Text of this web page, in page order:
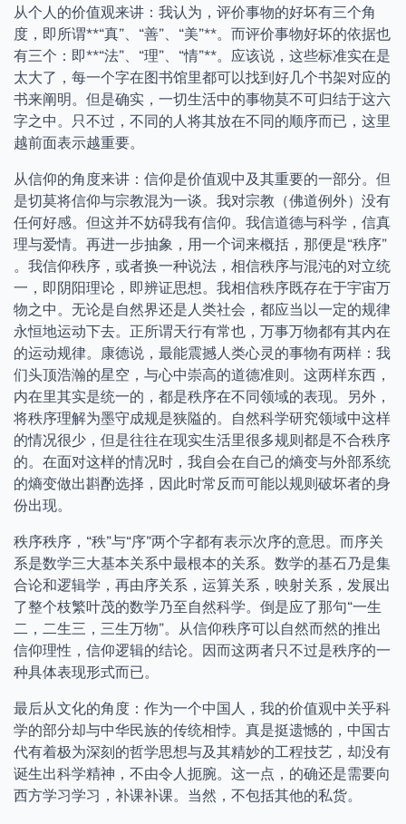
从个人的价值观来讲：我认为，评价事物的好坏有三个角
度，即所谓**“真”、“善”、“美”**。而评价事物好坏的依据也
有三个：即**“法”、“理”、“情”**。应该说，这些标准实在是
太大了，每一个字在图书馆里都可以找到好几个书架对应的
书来阐明。但是确实，一切生活中的事物莫不可归结于这六
字之中。只不过，不同的人将其放在不同的顺序而已，这里
越前面表示越重要。
从信仰的角度来讲：信仰是价值观中及其重要的一部分。但
是切莫将信仰与宗教混为一谈。我对宗教（佛道例外）没有
任何好感。但这并不妨碍我有信仰。我信道德与科学，信真
理与爱情。再进一步抽象，用一个词来概括，那便是“秩序”
。我信仰秩序，或者换一种说法，相信秩序与混沌的对立统
一，即阴阳理论，即辨证思想。我相信秩序既存在于宇宙万
物之中。无论是自然界还是人类社会，都应当以一定的规律
永恒地运动下去。正所谓天行有常也，万事万物都有其内在
的运动规律。康德说，最能震撼人类心灵的事物有两样：我
们头顶浩瀚的星空，与心中崇高的道德准则。这两样东西，
内在里其实是统一的，都是秩序在不同领域的表现。另外，
将秩序理解为墨守成规是狭隘的。自然科学研究领域中这样
的情况很少，但是往往在现实生活里很多规则都是不合秩序
的。在面对这样的情况时，我自会在自己的熵变与外部系统
的熵变做出斟酌选择，因此时常反而可能以规则破坏者的身
份出现。
秩序秩序，“秩”与“序”两个字都有表示次序的意思。而序关
系是数学三大基本关系中最根本的关系。数学的基石乃是集
合论和逻辑学，再由序关系，运算关系，映射关系，发展出
了整个枝繁叶茂的数学乃至自然科学。倒是应了那句“一生
二，二生三，三生万物”。从信仰秩序可以自然而然的推出
信仰理性，信仰逻辑的结论。因而这两者只不过是秩序的一
种具体表现形式而已。
最后从文化的角度：作为一个中国人，我的价值观中关乎科
学的部分却与中华民族的传统相悖。真是挺遗憾的，中国古
代有着极为深刻的哲学思想与及其精妙的工程技艺，却没有
诞生出科学精神，不由令人扼腕。这一点，的确还是需要向
西方学习学习，补课补课。当然，不包括其他的私货。